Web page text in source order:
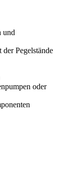
und
Pegelstände
oder